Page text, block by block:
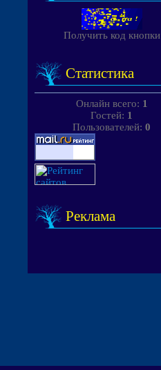
Получить код кнопки
Статистика
Онлайн всего: 1
Гостей: 1
Пользователей: 0
Реклама